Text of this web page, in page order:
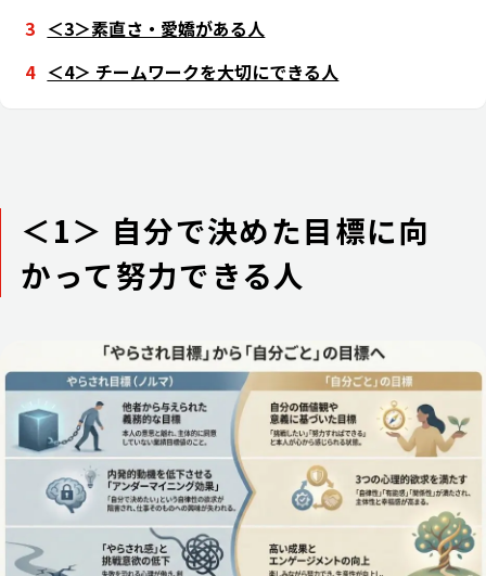
＜3＞素直さ・愛嬌がある人
＜4＞ チームワークを大切にできる人
＜1＞ 自分で決めた目標に向
かって努力できる人